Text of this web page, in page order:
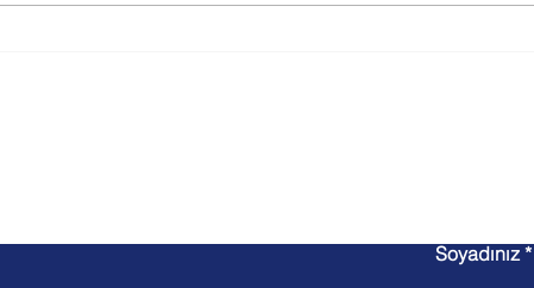
Soyadınız